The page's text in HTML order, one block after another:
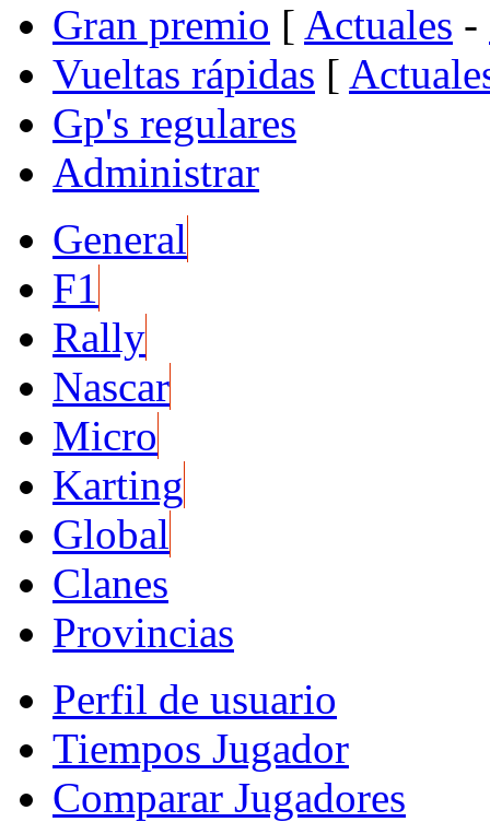
Gran premio [ Actuales -
Vueltas rápidas [
Gp's regulares
Administrar
General
F1
Rally
Nascar
Micro
Karting
Global
Clanes
Provincias
Perfil de usuario
Tiempos Jugador
Comparar Jugadores